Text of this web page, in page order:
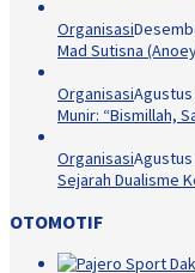
Organisasi
Mad Sutisna
OrganisasiAgustus
Munir: “Bismillah,
OrganisasiAgustus
Sejarah Dualisme
OTOMOTIF